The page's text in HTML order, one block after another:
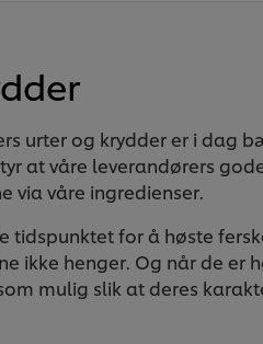
urter og krydder er i dag
at våre leverandørers
via våre ingredienser.
tidspunktet for å høste
ikke henger. Og når de er
mulig slik at deres